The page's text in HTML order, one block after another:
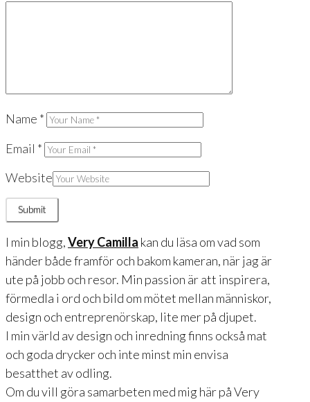
Name *
Email *
Website
I min blogg,Very Camilla kan du läsa om vad som
händer både framför och bakom kameran, när jag är
ute på jobb och resor. Min passion är att inspirera,
förmedla i ord och bild om mötet mellan människor,
design och entreprenörskap, lite mer på djupet.
I min värld av design och inredning finns också mat
och goda drycker och inte minst min envisa
besatthet av odling.
Om du vill göra samarbeten med mig här på Very